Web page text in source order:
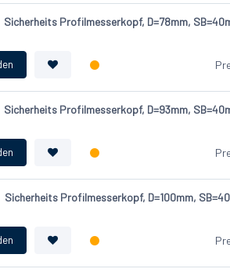
Sicherheits Profilmesserkopf, D=78mm,
Sicherheits Profilmesserkopf, D=93mm,
Sicherheits Profilmesserkopf, D=100mm,